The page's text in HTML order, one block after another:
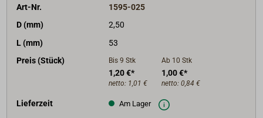
Art-Nr.
1595-025
D (mm)
2,50
L (mm)
53
Preis (Stück)
Bis 9 Stk
1,20 €*
netto: 1,01 €
Ab 10 Stk
1,00 €*
netto: 0,84 €
Lieferzeit Am Lager